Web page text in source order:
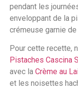
pendant les
enveloppant de la
crémeuse garnie
Pour cette recette,
Pistaches Cascina
avec la Crème au
et les noisettes